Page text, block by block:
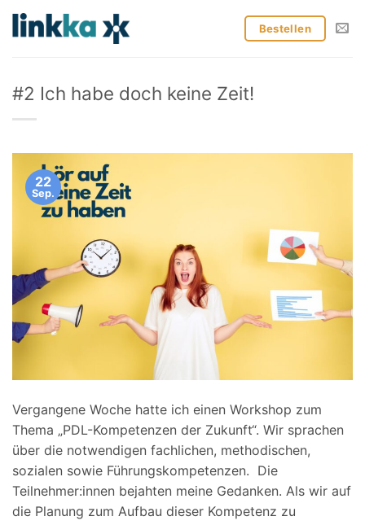
Zum
Bestellen
#2 Ich habe doch keine Zeit!
22
Sep.
Vergangene Woche hatte ich einen Workshop zum
Thema „PDL-Kompetenzen der Zukunft“. Wir sprachen
über die notwendigen fachlichen, methodischen,
sozialen sowie Führungskompetenzen. Die
Teilnehmer:innen bejahten meine Gedanken. Als wir auf
die Planung zum Aufbau dieser Kompetenz zu